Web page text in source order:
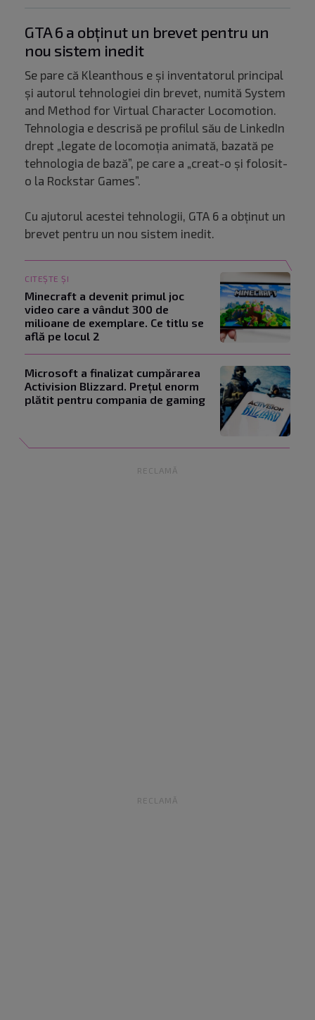
GTA 6 a obținut un brevet pentru un
nou sistem inedit
Se pare că Kleanthous e și inventatorul principal
și autorul tehnologiei din brevet, numită System
and Method for Virtual Character Locomotion.
Tehnologia e descrisă pe profilul său de LinkedIn
drept „legate de locomoția animată, bazată pe
tehnologia de bază”, pe care a „creat-o și folosit-
o la Rockstar Games”.
Cu ajutorul acestei tehnologii, GTA 6 a obținut un
brevet pentru un nou sistem inedit.
CITEȘTE ȘI
Minecraft a devenit primul joc
video care a vândut 300 de
milioane de exemplare. Ce titlu se
află pe locul 2
Microsoft a finalizat cumpărarea
Activision Blizzard. Prețul enorm
plătit pentru compania de gaming
RECLAMĂ
RECLAMĂ